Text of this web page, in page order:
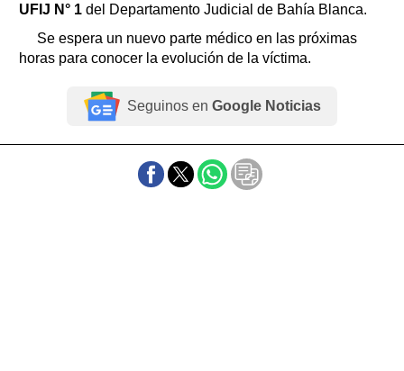
UFIJ N° 1 del Departamento Judicial de Bahía Blanca.
Se espera un nuevo parte médico en las próximas
horas para conocer la evolución de la víctima.
Seguinos en Google Noticias